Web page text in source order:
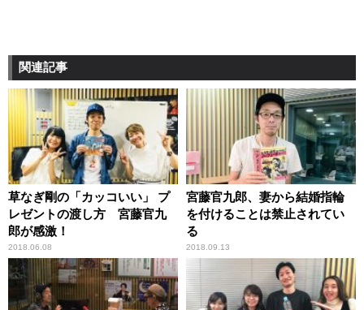
関連記事
草なぎ剛の「カッコいい」 プ
レゼントの渡し方 宮藤官九
郎が感激！
2018.06.08
宮藤官九郎、妻から結婚指輪
を付けることは禁止されてい
る
2018.09.13